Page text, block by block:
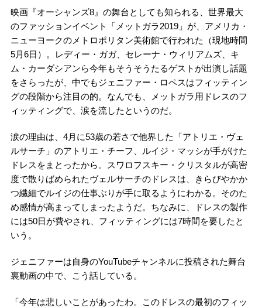
映画『オーシャンズ8』の舞台としても知られる、世界最大
のファッションイベント「メットガラ2019」が、アメリカ・
ニューヨークのメトロポリタン美術館で行われた（現地時間
5月6日）。レディー・ガガ、セレーナ・ウィリアムズ、キ
ム・カーダシアンら今年もそうそうたるゲストが出演し話題
をさらったが、中でもジェニファー・ロペスはフィッティン
グの段階から注目の的。なんでも、メットガラ用ドレスのフ
ィッティングで、涙を流したというのだ。
涙の理由は、4月に53歳の若さで他界した「アトリエ・ヴェ
ルサーチ」のアトリエ・チーフ、ルイジ・マッシが手がけた
ドレスをまとったから。スワロフスキー・クリスタルが高密
度で散りばめられたヴェルサーチのドレスは、きらびやかか
つ繊細でルイジの仕事ぶりが手に取るようにわかる。そのた
め感情が高まってしまったようだ。ちなみに、ドレスの製作
には50日が費やされ、フィッティングには7時間を要したと
いう。
ジェニファーは自身のYouTubeチャンネルに投稿された舞台
裏動画の中で、こう話している。
「今年は悲しいことがあったわ。このドレスの最初のフィッ